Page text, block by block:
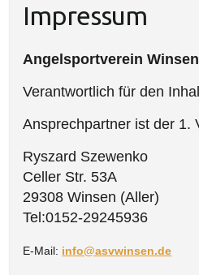
Impressum
Angelsportverein
Verantwortlich für den
Ansprechpartner ist der 1.
Ryszard Szewenko
Celler Str. 53A
29308 Winsen (Aller)
Tel:0152-29245936
E-Mail: info@asvwinsen.de